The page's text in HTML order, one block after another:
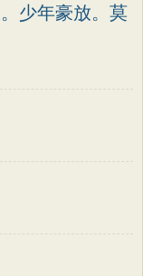
少年豪放。莫